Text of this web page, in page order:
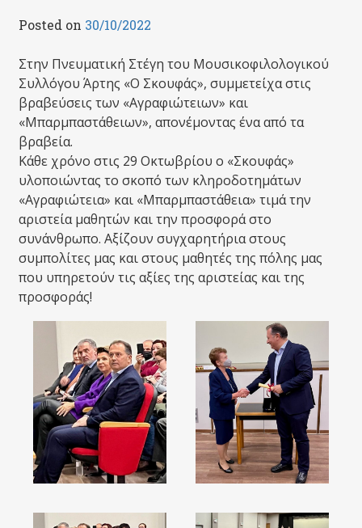
Posted on 30/10/2022
Στην Πνευματική Στέγη του Μουσικοφιλολογικού
Συλλόγου Άρτης «Ο Σκουφάς», συμμετείχα στις
βραβεύσεις των «Αγραφιώτειων» και
«Μπαρμπαστάθειων», απονέμοντας ένα από τα
βραβεία.
Κάθε χρόνο στις 29 Οκτωβρίου ο «Σκουφάς»
υλοποιώντας το σκοπό των κληροδοτημάτων
«Αγραφιώτεια» και «Μπαρμπαστάθεια» τιμά την
αριστεία μαθητών και την προσφορά στο
συνάνθρωπο. Αξίζουν συγχαρητήρια στους
συμπολίτες μας και στους μαθητές της πόλης μας
που υπηρετούν τις αξίες της αριστείας και της
προσφοράς!